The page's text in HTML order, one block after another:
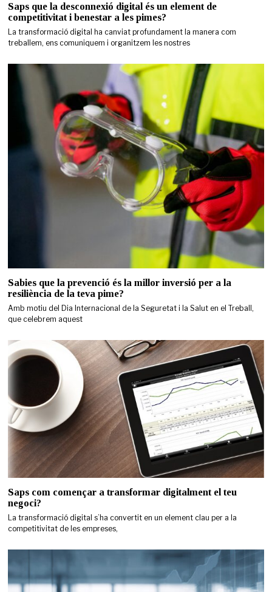
Saps que la desconnexió digital és un element de
competitivitat i benestar a les pimes?
La transformació digital ha canviat profundament la manera com
treballem, ens comuniquem i organitzem les nostres
Sabies que la prevenció és la millor inversió per a la
resiliència de la teva pime?
Amb motiu del Dia Internacional de la Seguretat i la Salut en el Treball,
que celebrem aquest
Saps com començar a transformar digitalment el teu
negoci?
La transformació digital s’ha convertit en un element clau per a la
competitivitat de les empreses,